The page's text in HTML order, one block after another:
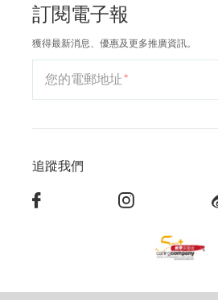
訂閱電子報
獲得最新消息、優惠及更多推廣資訊。
您的電郵地址
追蹤我們